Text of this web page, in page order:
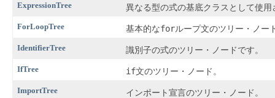
ExpressionTree 異なる型の式の基底クラスとして使
ForLoopTree 基本的なforループ文のツリー・ノー
IdentifierTree 識別子の式のツリー・ノードです。
IfTree if文のツリー・ノード。
ImportTree インポート宣言のツリー・ノード。